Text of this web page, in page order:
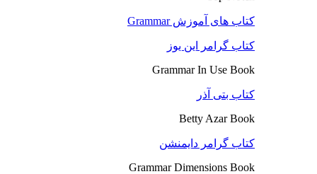
کتاب های آموزش Grammar
کتاب گرامر این یوز
Grammar In Use Book
کتاب بتی آذر
Betty Azar Book
کتاب گرامر دایمنشن
Grammar Dimensions Book